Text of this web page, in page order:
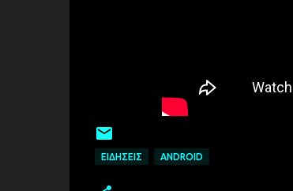
ΕΙΔΉΣΕΙΣ ANDROID